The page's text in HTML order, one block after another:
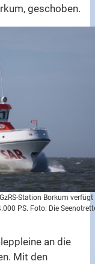
geschoben.
Station Borkum verfügt
PS. Foto: Die
an die
Mit den